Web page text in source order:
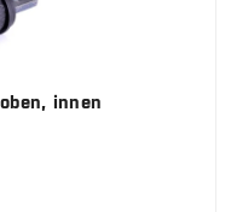
innen